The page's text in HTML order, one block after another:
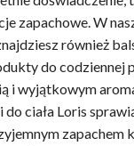
zł.
wynosi:
34,90 zł.
zapachowe. W
również
do codziennej
i wyjątkowym
ciała Loris
zapachem